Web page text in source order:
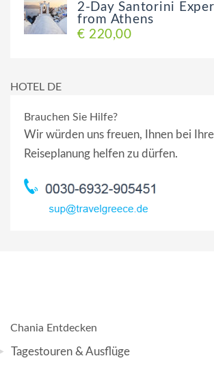
2-Day Santorini
from Athens
€ 220,00
HOTEL DE
Brauchen Sie Hilfe?
Wir würden uns freuen, Ihnen bei Ihre
Reiseplanung helfen zu dürfen.
Chania Entdecken
Tagestouren & Ausflüge